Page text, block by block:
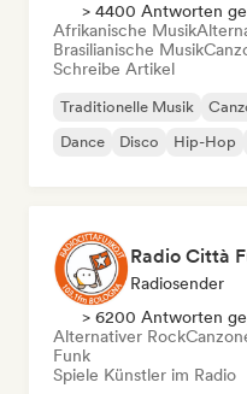
> 4400 Antworten
Afrikanische Musik
Brasilianische Musik
Schreibe Artikel
Traditionelle Musik
Dance
Disco Hip-Hop
Radio Città
Radiosender
> 6200 Antworten
Alternativer Rock
Funk
Spiele Künstler im Radio